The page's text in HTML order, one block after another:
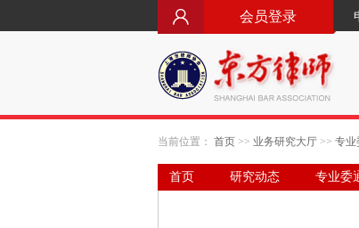
会员登录
当前位置： 首页 >> 业务研究大厅 >> 专业
首页 研究动态 专业委